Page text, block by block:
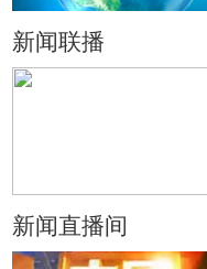
新闻联播
新闻直播间